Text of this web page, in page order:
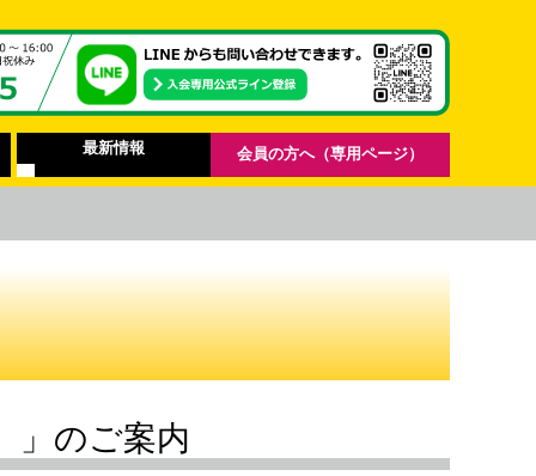
最新情報 会員の方へ（専用ページ）
」のご案内